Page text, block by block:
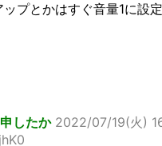
ップとかはすぐ音量1に設
したか 2022/07/19(火)